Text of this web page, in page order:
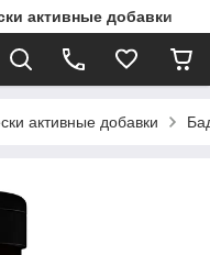
активные добавки
активные добавки